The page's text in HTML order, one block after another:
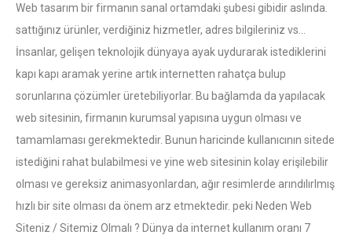
Web tasarım bir firmanın sanal ortamdaki şubesi gibidir aslında.
sattığınız ürünler, verdiğiniz hizmetler, adres bilgileriniz vs…
İnsanlar, gelişen teknolojik dünyaya ayak uydurarak istediklerini
kapı kapı aramak yerine artık internetten rahatça bulup
sorunlarına çözümler üretebiliyorlar. Bu bağlamda da yapılacak
web sitesinin, firmanın kurumsal yapısına uygun olması ve
tamamlaması gerekmektedir. Bunun haricinde kullanıcının sitede
istediğini rahat bulabilmesi ve yine web sitesinin kolay erişilebilir
olması ve gereksiz animasyonlardan, ağır resimlerde arındılırlmış
hızlı bir site olması da önem arz etmektedir. peki Neden Web
Siteniz / Sitemiz Olmalı ? Dünya da internet kullanım oranı 7